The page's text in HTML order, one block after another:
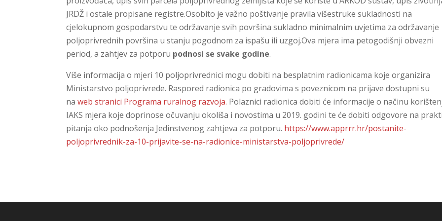
JRDŽ i ostale propisane registre.Osobito je važno poštivanje pravila višestruke sukladnosti na
cjelokupnom gospodarstvu te održavanje svih površina sukladno minimalnim uvjetima za održavanje
poljoprivrednih površina u stanju pogodnom za ispašu ili uzgoj.Ova mjera ima petogodišnji obvezni
period, a zahtjev za potporu podnosi se svake godine.
Više informacija o mjeri 10 poljoprivrednici mogu dobiti na besplatnim radionicama koje organizira
Ministarstvo poljoprivrede. Raspored radionica po gradovima s poveznicom na prijave dostupni su
naweb stranici Programa ruralnog razvoja. Polaznici radionica dobiti će informacije o načinu
IAKS mjera koje doprinose očuvanju okoliša i novostima u 2019. godini te će dobiti odgovore na
pitanja oko podnošenja Jedinstvenog zahtjeva za potporu. https://www.apprrr.hr/postanite-
poljoprivrednik-za-10-prijavite-se-na-radionice-ministarstva-poljoprivrede/